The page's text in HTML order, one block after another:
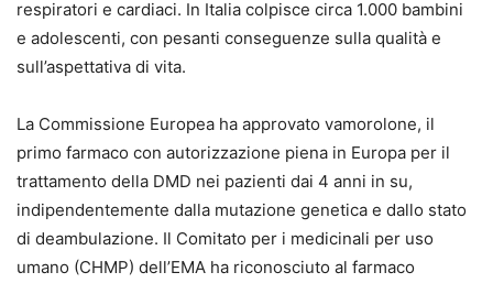
respiratori e cardiaci. In Italia colpisce circa 1.000 bambini
e adolescenti, con pesanti conseguenze sulla qualità e
sull’aspettativa di vita.
La Commissione Europea ha approvato vamorolone, il
primo farmaco con autorizzazione piena in Europa per il
trattamento della DMD nei pazienti dai 4 anni in su,
indipendentemente dalla mutazione genetica e dallo stato
di deambulazione. Il Comitato per i medicinali per uso
umano (CHMP) dell’EMA ha riconosciuto al farmaco